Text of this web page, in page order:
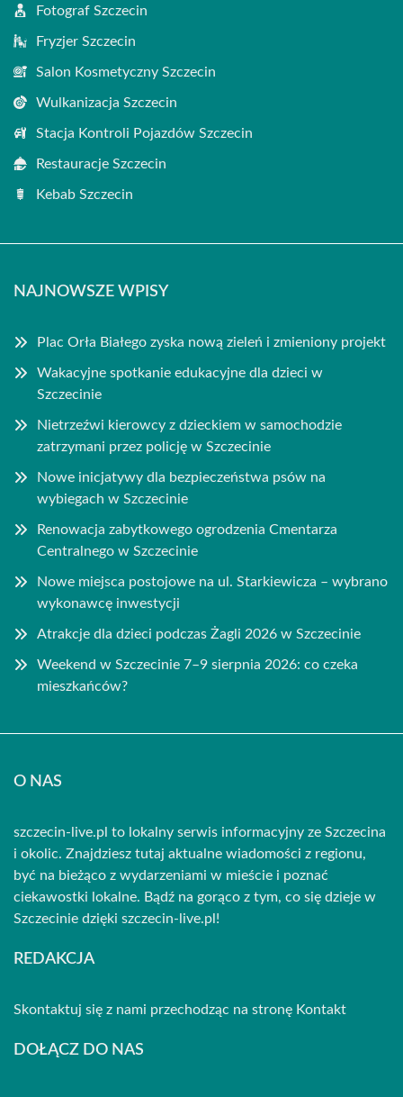
Fotograf Szczecin
Fryzjer Szczecin
Salon Kosmetyczny Szczecin
Wulkanizacja Szczecin
Stacja Kontroli Pojazdów Szczecin
Restauracje Szczecin
Kebab Szczecin
NAJNOWSZE WPISY
Plac Orła Białego zyska nową zieleń i zmieniony projekt
Wakacyjne spotkanie edukacyjne dla dzieci w
Szczecinie
Nietrzeźwi kierowcy z dzieckiem w samochodzie
zatrzymani przez policję w Szczecinie
Nowe inicjatywy dla bezpieczeństwa psów na
wybiegach w Szczecinie
Renowacja zabytkowego ogrodzenia Cmentarza
Centralnego w Szczecinie
Nowe miejsca postojowe na ul. Starkiewicza – wybrano
wykonawcę inwestycji
Atrakcje dla dzieci podczas Żagli 2026 w Szczecinie
Weekend w Szczecinie 7–9 sierpnia 2026: co czeka
mieszkańców?
O NAS
szczecin-live.pl to lokalny serwis informacyjny ze Szczecina
i okolic. Znajdziesz tutaj aktualne wiadomości z regionu,
być na bieżąco z wydarzeniami w mieście i poznać
ciekawostki lokalne. Bądź na gorąco z tym, co się dzieje w
Szczecinie dzięki szczecin-live.pl!
REDAKCJA
Skontaktuj się z nami przechodząc na stronę Kontakt
DOŁĄCZ DO NAS